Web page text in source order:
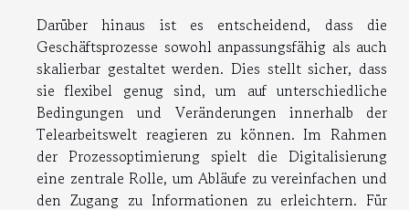
Darüber hinaus ist es entscheidend, dass die
Geschäftsprozesse sowohl anpassungsfähig als auch
skalierbar gestaltet werden. Dies stellt sicher, dass
sie flexibel genug sind, um auf unterschiedliche
Bedingungen und Veränderungen innerhalb der
Telearbeitswelt reagieren zu können. Im Rahmen
der Prozessoptimierung spielt die Digitalisierung
eine zentrale Rolle, um Abläufe zu vereinfachen und
den Zugang zu Informationen zu erleichtern. Für